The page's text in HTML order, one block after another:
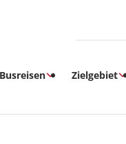
Busreisen Zielgebiet